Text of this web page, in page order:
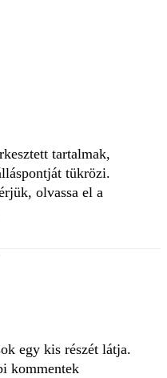
tartalmak,
tükrözi.
olvassa el a
egy kis részét látja.
kommentek